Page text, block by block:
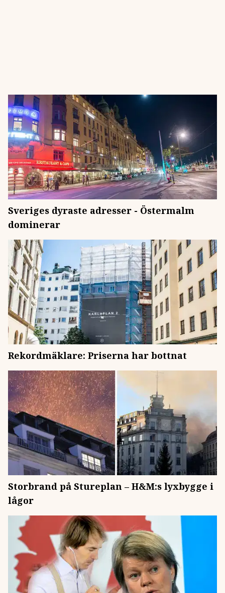
Sveriges dyraste adresser - Östermalm
dominerar
Rekordmäklare: Priserna har bottnat
Storbrand på Stureplan – H&M:s lyxbygge i
lågor